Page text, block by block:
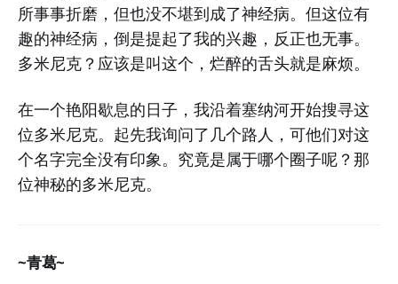
所事事折磨，但也没不堪到成了神经病。但这位有
趣的神经病，倒是提起了我的兴趣，反正也无事。
多米尼克？应该是叫这个，烂醉的舌头就是麻烦。
在一个艳阳歇息的日子，我沿着塞纳河开始搜寻这
位多米尼克。起先我询问了几个路人，可他们对这
个名字完全没有印象。究竟是属于哪个圈子呢？那
位神秘的多米尼克。
~青葛~